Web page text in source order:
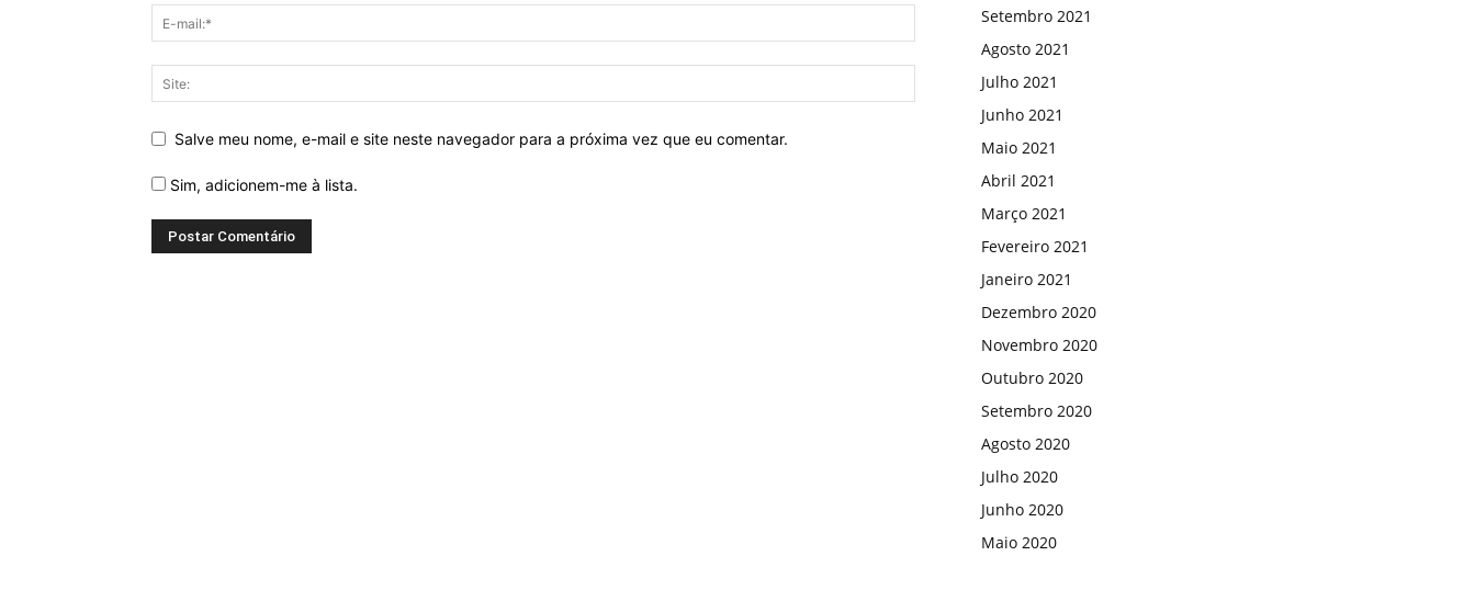
Salve meu nome, e-mail e site neste navegador para a próxima vez que eu comentar.
Sim, adicionem-me à lista.
Setembro 2021
Agosto 2021
Julho 2021
Junho 2021
Maio 2021
Abril 2021
Março 2021
Fevereiro 2021
Janeiro 2021
Dezembro 2020
Novembro 2020
Outubro 2020
Setembro 2020
Agosto 2020
Julho 2020
Junho 2020
Maio 2020